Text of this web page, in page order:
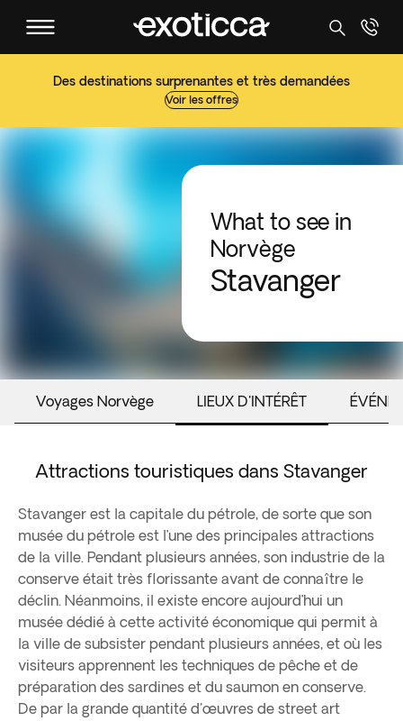
Des destinations surprenantes et très demandées
Voir les offres
What to see in
Norvège
Stavanger
Voyages Norvège LIEUX D'INTÉRÊT
Attractions touristiques dans Stavanger
Stavanger est la capitale du pétrole, de sorte que son
musée du pétrole est l’une des principales attractions
de la ville. Pendant plusieurs années, son industrie de la
conserve était très florissante avant de connaître le
déclin. Néanmoins, il existe encore aujourd’hui un
musée dédié à cette activité économique qui permit à
la ville de subsister pendant plusieurs années, et où les
visiteurs apprennent les techniques de pêche et de
préparation des sardines et du saumon en conserve.
De par la grande quantité d'œuvres de street art